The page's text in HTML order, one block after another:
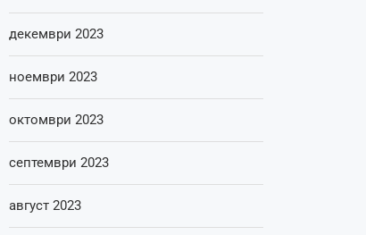
декември 2023
ноември 2023
октомври 2023
септември 2023
август 2023